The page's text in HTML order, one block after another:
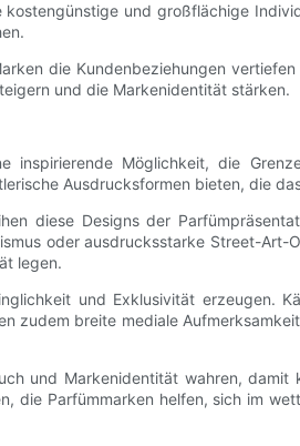
und großflächige
die Kundenbeziehungen
und die Markenidentität stärken.
Möglichkeit, die
Ausdrucksformen bieten, die
diese Designs der
oder ausdrucksstarke Street-
legen.
und Exklusivität erzeugen.
zudem breite mediale
und Markenidentität wahren,
die Parfümmarken helfen, sich im